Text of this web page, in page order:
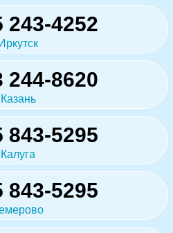
243-4252
Иркутск
244-8620
Казань
843-5295
Калуга
843-5295